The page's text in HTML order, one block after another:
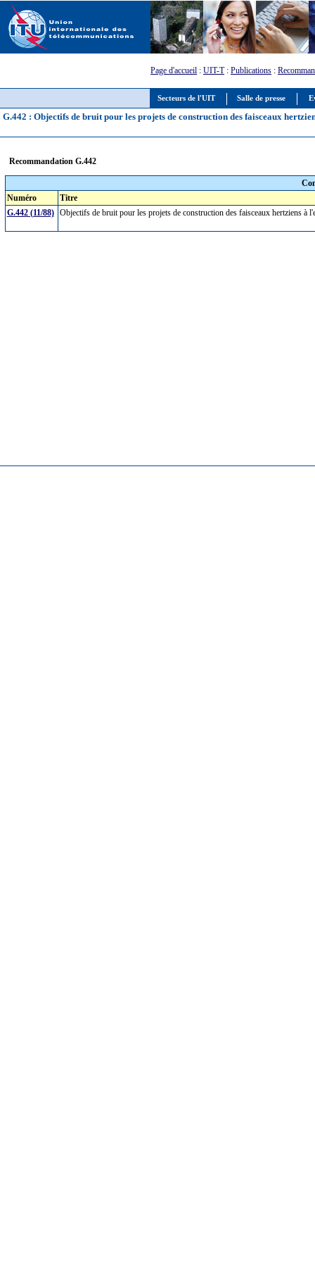
Secteurs de l'UIT Salle de presse
Page d'accueil : UIT-T: Publications :
G.442 : Objectifs de bruit pour les projets de construction des faisceaux
Recommandation G.442
Numéro
Titre
G.442 (11/88) Objectifs de bruit pour les projets de construction des faisceaux hertziens